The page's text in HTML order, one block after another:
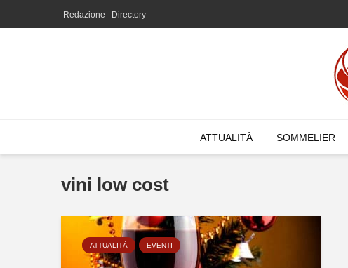
Redazione Directory
ATTUALITÀ SOMMELIER
vini low cost
ATTUALITÀ EVENTI